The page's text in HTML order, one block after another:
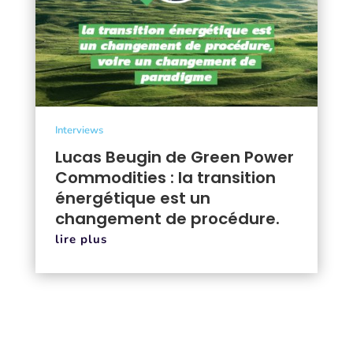
Lucas Beugin de Green Power
Commodities : la transition
énergétique est un
changement de procédure.
Interviews
lire plus